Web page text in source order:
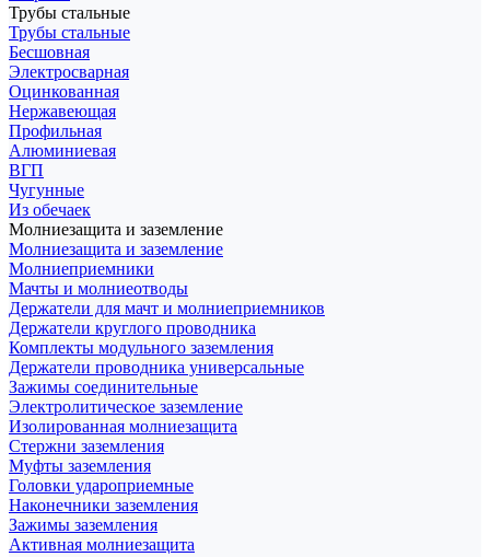
Трубы стальные
Трубы стальные
Бесшовная
Электросварная
Оцинкованная
Нержавеющая
Профильная
Алюминиевая
ВГП
Чугунные
Из обечаек
Молниезащита и заземление
Молниезащита и заземление
Молниеприемники
Мачты и молниеотводы
Держатели для мачт и молниеприемников
Держатели круглого проводника
Комплекты модульного заземления
Держатели проводника универсальные
Зажимы соединительные
Электролитическое заземление
Изолированная молниезащита
Стержни заземления
Муфты заземления
Головки удароприемные
Наконечники заземления
Зажимы заземления
Активная молниезащита